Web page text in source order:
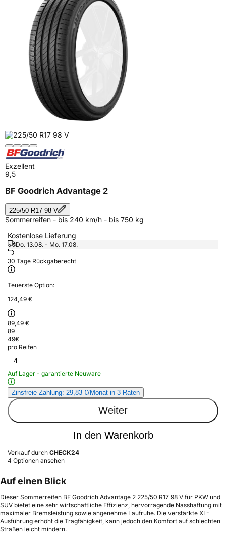
Exzellent
9,5
BF Goodrich Advantage 2
225/50 R17 98 V
Sommerreifen - bis 240 km/h - bis 750 kg
Kostenlose Lieferung
Do. 13.08. - Mo. 17.08.
30 Tage Rückgaberecht
Teuerste Option:
124,49 €
89,49 €
89
49€
pro Reifen
4
Auf Lager - garantierte Neuware
Zinsfreie Zahlung: 29,83 €/Monat in 3 Raten
Weiter
In den Warenkorb
Verkauf durch CHECK24
4 Optionen ansehen
Auf einen Blick
Dieser Sommerreifen BF Goodrich Advantage 2 225/50 R17 98 V für PKW und
SUV bietet eine sehr wirtschaftliche Effizienz, hervorragende Nasshaftung mit
maximaler Bremsleistung sowie angenehme Laufruhe. Die verstärkte XL-
Ausführung erhöht die Tragfähigkeit, kann jedoch den Komfort auf schlechten
Straßen leicht mindern.